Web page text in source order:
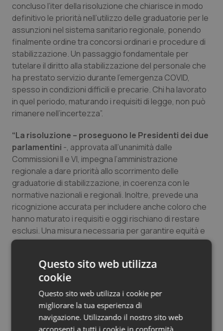
Quotidiano Chirurgia
Quotidiano Oncologia
Quotidiano Pediatria
Rene & patologie urogenitali
Salute orale & impianti
Sangue & coagulazione
Tiroide
Tumore al seno
Tumore ovarico
Tumori gastrointestinali
Ulcera & Reflusso
Vaccini
concluso l’iter della risoluzione che chiarisce in modo
definitivo le priorità nell’utilizzo delle graduatorie per le
assunzioni nel sistema sanitario regionale, ponendo
finalmente ordine tra concorsi ordinari e procedure di
stabilizzazione. Un passaggio fondamentale per
tutelare il diritto alla stabilizzazione del personale che
ha prestato servizio durante l’emergenza COVID,
spesso in condizioni difficili e precarie. Chi ha lavorato
in quel periodo, maturando i requisiti di legge, non può
rimanere nell’incertezza”.
“La risoluzione – proseguono le Presidenti dei due
parlamentini -, approvata all’unanimità dalle
Commissioni II e VI, impegna l’amministrazione
regionale a dare priorità allo scorrimento delle
graduatorie di stabilizzazione, in coerenza con le
normative nazionali e regionali. Inoltre, prevede una
ricognizione accurata per includere anche coloro che
hanno maturato i requisiti e oggi rischiano di restare
esclusi. Una misura necessaria per garantire equità e
pieno riconoscimento del valore del lavoro svolto”.
“È un impegno che abbiamo assunto con convinzione,
vicine alle lavoratrici e ai lavoratori che hanno
sostenuto il nostro sistema sanitario nei momenti più
difficili” – concludono Fundoni e Soru.
Elisabetta Caredda
Questo sito web utilizza
cookie
Questo sito web utilizza i cookie per
migliorare la tua esperienza di
navigazione. Utilizzando il nostro sito web
acconsenti a tutti i cookie in conformità